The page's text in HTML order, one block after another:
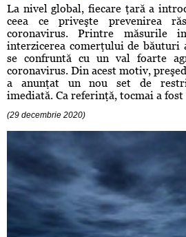
La nivel global, fiecare ţară a
ceea ce priveşte prevenirea
coronavirus. Printre măsurile
interzicerea comerţului de băuturi
se confruntă cu un val foarte
coronavirus. Din acest motiv,
a anunţat un nou set de
imediată. Ca referinţă, tocmai a
(29 decembrie 2020)